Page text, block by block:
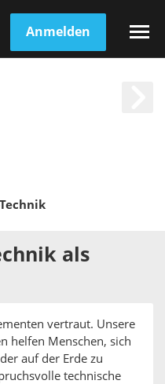
Anmelden
als
vertraut. Unsere
helfen Menschen, sich
auf der Erde zu
technische